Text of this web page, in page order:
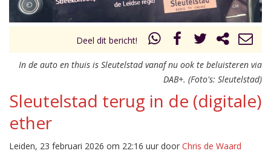
Deel dit bericht!
In de auto en thuis is Sleutelstad vanaf nu ook te beluisteren via
DAB+. (Foto's: Sleutelstad)
Sleutelstad terug in de (digitale)
ether
Leiden, 23 februari 2026 om 22:16 uur door Chris de Waard